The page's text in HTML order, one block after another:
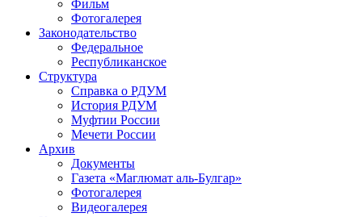
Фильм
Фотогалерея
Законодательство
Федеральное
Республиканское
Структура
Справка о РДУМ
История РДУМ
Муфтии России
Мечети России
Архив
Документы
Газета «Маглюмат аль-Булгар»
Фотогалерея
Видеогалерея